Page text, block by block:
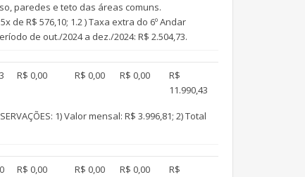
paredes e teto das áreas comuns.
de R$ 576,10; 1.2 ) Taxa extra do 6º Andar
de out./2024 a dez./2024: R$ 2.504,73.
R$ 0,00 R$ 0,00 R$ 0,00
R$
11.990,43
1) Valor mensal: R$ 3.996,81; 2) Total
R$ 0,00 R$ 0,00 R$ 0,00
R$